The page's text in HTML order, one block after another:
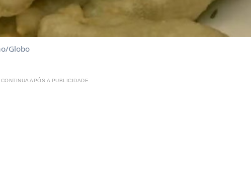
Globo
CONTINUA APÓS A PUBLICIDADE